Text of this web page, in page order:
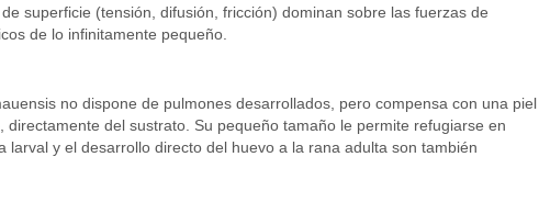
superficie (tensión, difusión, fricción) dominan sobre las fuerzas de
de lo infinitamente pequeño.
no dispone de pulmones desarrollados, pero compensa con una piel
directamente del sustrato. Su pequeño tamaño le permite refugiarse en
y el desarrollo directo del huevo a la rana adulta son también